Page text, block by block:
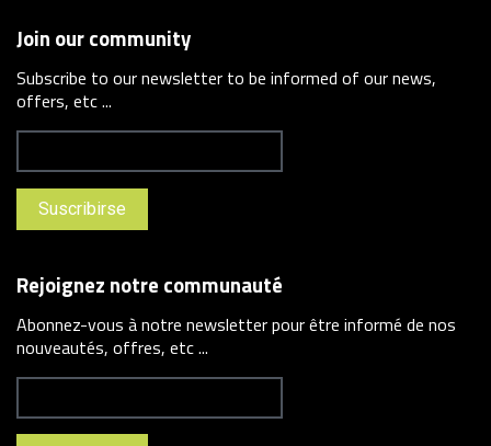
Join our community
Subscribe to our newsletter to be informed of our news,
offers, etc ...
Rejoignez notre communauté
Abonnez-vous à notre newsletter pour être informé de nos
nouveautés, offres, etc ...